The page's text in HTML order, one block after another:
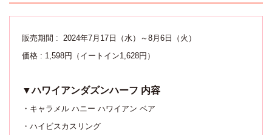
販売期間 : 2024年7月17日（水）～8月6日（火）
価格 : 1,598円（イートイン1,628円）
▼ハワイアンダズンハーフ 内容
・キャラメル ハニー ハワイアン ベア
・ハイビスカスリング